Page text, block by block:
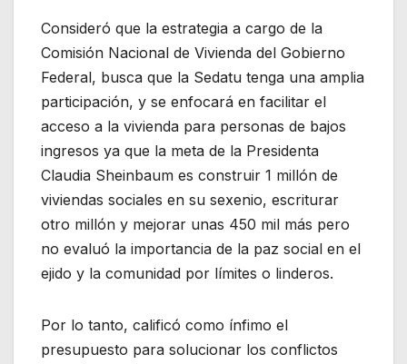
Consideró que la estrategia a cargo de la
Comisión Nacional de Vivienda del Gobierno
Federal, busca que la Sedatu tenga una amplia
participación, y se enfocará en facilitar el
acceso a la vivienda para personas de bajos
ingresos ya que la meta de la Presidenta
Claudia Sheinbaum es construir 1 millón de
viviendas sociales en su sexenio, escriturar
otro millón y mejorar unas 450 mil más pero
no evaluó la importancia de la paz social en el
ejido y la comunidad por límites o linderos.
Por lo tanto, calificó como ínfimo el
presupuesto para solucionar los conflictos